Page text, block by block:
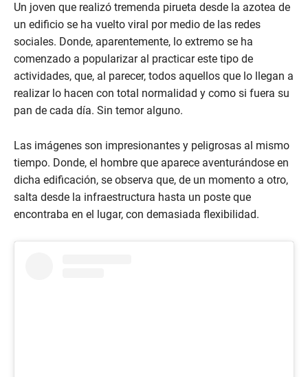
Un joven que realizó tremenda pirueta desde la azotea de
un edificio se ha vuelto viral por medio de las redes
sociales. Donde, aparentemente, lo extremo se ha
comenzado a popularizar al practicar este tipo de
actividades, que, al parecer, todos aquellos que lo llegan a
realizar lo hacen con total normalidad y como si fuera su
pan de cada día. Sin temor alguno.
Las imágenes son impresionantes y peligrosas al mismo
tiempo. Donde, el hombre que aparece aventurándose en
dicha edificación, se observa que, de un momento a otro,
salta desde la infraestructura hasta un poste que
encontraba en el lugar, con demasiada flexibilidad.